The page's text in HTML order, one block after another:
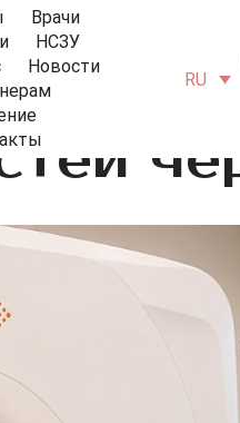
Врачи
НСЗУ
Новости
RU